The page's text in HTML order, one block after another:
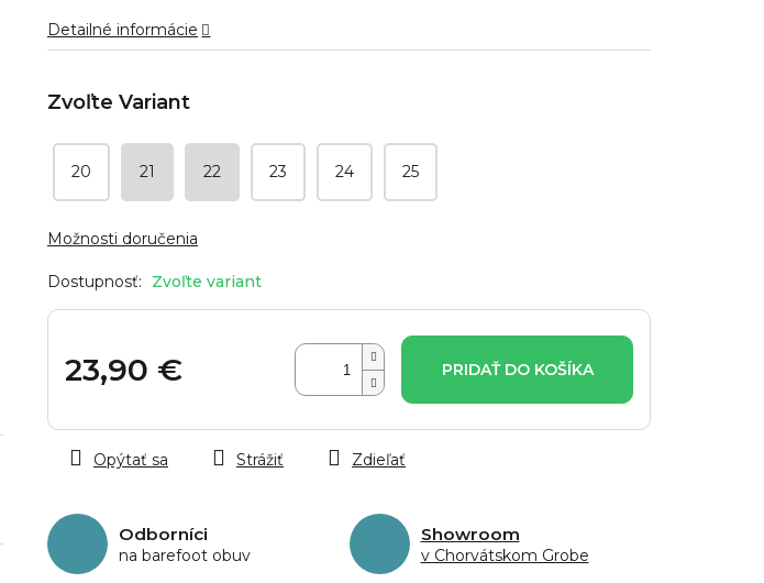
Zvoľte variant
20 21 22 23 24 25
Možnosti doručenia
23,90 €
cena:
PRIDAŤ DO KOŠÍKA
Odborníci
na barefoot obuv
Showroom
v Chorvátskom Grobe
Detailné informácie
Opýtať sa Strážiť Zdieľať